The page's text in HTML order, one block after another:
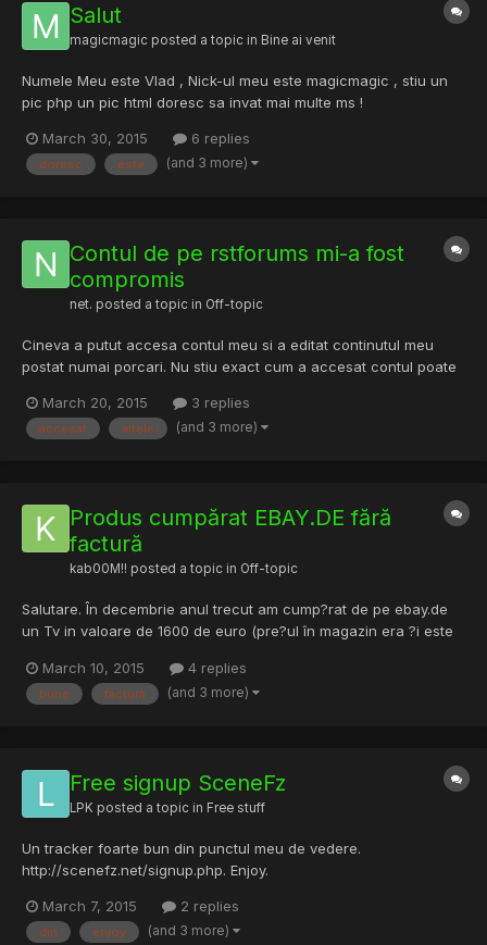
Salut
magicmagic posted a topic in Bine ai venit
Numele Meu este Vlad , Nick-ul meu este magicmagic , stiu un
pic php un pic html doresc sa invat mai multe ms !
March 30, 2015 6 replies
doresc este (and 3 more)
Contul de pe rstforums mi-a fost
compromis
net. posted a topic in Off-topic
Cineva a putut accesa contul meu si a editat continutul meu
postat numai porcari. Nu stiu exact cum a accesat contul poate
gandesc...sper sa fiu singurul care a patit-o, rog ca acest cont
sa fie banat la cererea mea de un admin
March 20, 2015 3 replies
accesat altele (and 3 more)
Produs cumpărat EBAY.DE fără
factură
kab00M!! posted a topic in Off-topic
Salutare. În decembrie anul trecut am cump?rat de pe ebay.de
un Tv in valoare de 1600 de euro (pre?ul în magazin era ?i este
serviciu.Toate bune si frumoase, omul a trimis produsul, foarte
ok, problema este ca nici pân? în ziua de azi nu am pri...
March 10, 2015 4 replies
bune factura (and 3 more)
Free signup SceneFz
LPK posted a topic in Free stuff
Un tracker foarte bun din punctul meu de vedere.
http://scenefz.net/signup.php. Enjoy.
March 7, 2015 2 replies
din enjoy (and 3 more)